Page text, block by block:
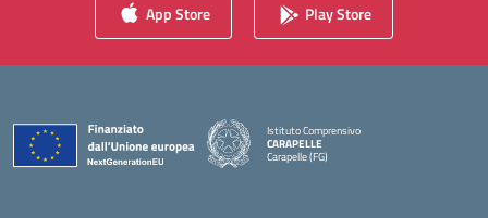
App Store Play Store
Istituto Comprensivo
CARAPELLE
Carapelle (FG)
— Visita la pagina iniziale della scuola